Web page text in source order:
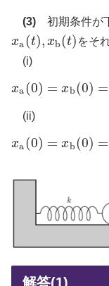
(3) 初期条件が
xa(t), xb(t)
xa (t),xb(t)
をそ
(i)
xa(0) = xb(0) =
xa (0)= xb( 0)=L>0 dx
(ii)
xa(0) = xb(0) =
xa (0)= xb( 0)=0,d x a(t
解答(1)